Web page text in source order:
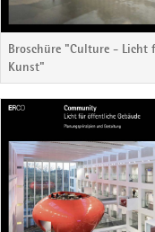
Broschüre "Culture - Licht
Kunst"